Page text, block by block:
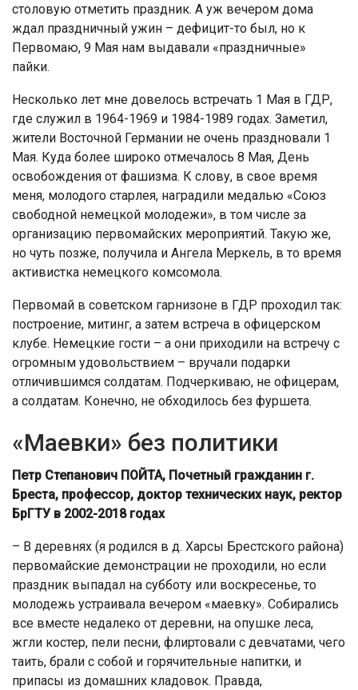
столовую отметить праздник. А уж вечером дома
ждал праздничный ужин – дефицит-то был, но к
Первомаю, 9 Мая нам выдавали «праздничные»
пайки.
Несколько лет мне довелось встречать 1 Мая в ГДР,
где служил в 1964-1969 и 1984-1989 годах. Заметил,
жители Восточной Германии не очень праздновали 1
Мая. Куда более широко отмечалось 8 Мая, День
освобождения от фашизма. К слову, в свое время
меня, молодого старлея, наградили медалью «Союз
свободной немецкой молодежи», в том числе за
организацию первомайских мероприятий. Такую же,
но чуть позже, получила и Ангела Меркель, в то время
активистка немецкого комсомола.
Первомай в советском гарнизоне в ГДР проходил так:
построение, митинг, а затем встреча в офицерском
клубе. Немецкие гости – а они приходили на встречу с
огромным удовольствием – вручали подарки
отличившимся солдатам. Подчеркиваю, не офицерам,
а солдатам. Конечно, не обходилось без фуршета.
«Маевки» без политики
Петр Степанович ПОЙТА, Почетный гражданин г.
Бреста, профессор, доктор технических наук, ректор
БрГТУ в 2002-2018 годах
– В деревнях (я родился в д. Харсы Брестского района)
первомайские демонстрации не проходили, но если
праздник выпадал на субботу или воскресенье, то
молодежь устраивала вечером «маевку». Собирались
все вместе недалеко от деревни, на опушке леса,
жгли костер, пели песни, флиртовали с девчатами, чего
таить, брали с собой и горячительные напитки, и
припасы из домашних кладовок. Правда,